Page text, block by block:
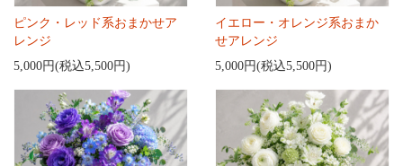
ピンク・レッド系おまかせア
レンジ
5,000円(税込5,500円)
イエロー・オレンジ系おまか
せアレンジ
5,000円(税込5,500円)